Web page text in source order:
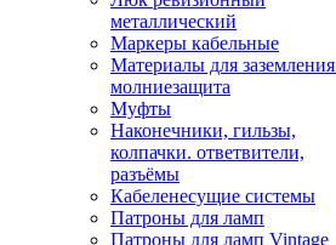
металлический
Маркеры кабельные
Материалы для
молниезащита
Муфты
Наконечники, гильзы,
колпачки. ответвители,
разъёмы
Кабеленесущие системы
Патроны для ламп
Патроны для ламп Vintage